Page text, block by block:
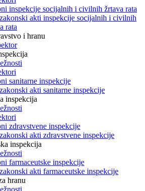
inspekcije socijalnih i civilnih žrtava rata
akti inspekcije socijalnih i civilnih
rata
i hranu
sanitarne inspekcije
akti sanitarne inspekcije
inspekcija
zdravstvene inspekcije
akti zdravstvene inspekcije
inspekcija
farmaceutske inspekcije
akti farmaceutske inspekcije
hranu